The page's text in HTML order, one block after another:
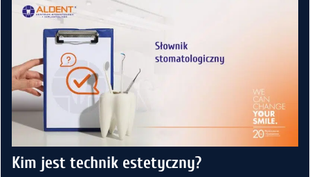
Kim jest technik estetyczny?